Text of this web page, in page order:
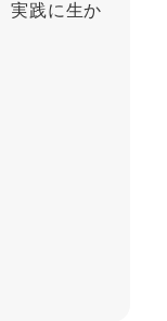
実践に生か